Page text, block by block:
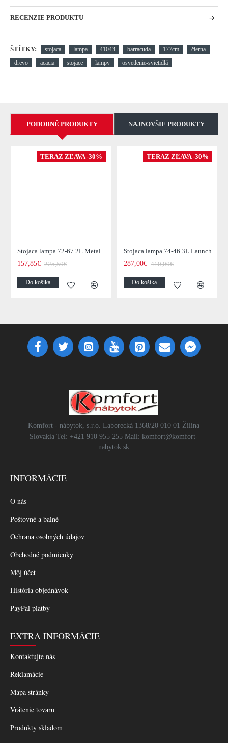
RECENZIE PRODUKTU
ŠTÍTKY: stojaca lampa 41043 barracuda 177cm
čierna
drevo
acacia stojace lampy osvetlenie-svietidlá
PODOBNÉ PRODUKTY NAJNOVŠIE PRODUKTY
TERAZ ZĽAVA -30%
Stojaca lampa 72-67 2L Metal Blinds
157,85€ 225,50€
Do košíka
TERAZ ZĽAVA -30%
Stojaca lampa 74-46 3L Launch
287,00€ 410,00€
Do košíka
Komfort - nábytok, s.r.o. Laborecká 1368/20 010 01 Žilina
Slovakia Tel: +421 910 955 255 Mail: komfort@komfort-
nabytok.sk
INFORMÁCIE
O nás
Poštovné a balné
Ochrana osobných údajov
Obchodné podmienky
Môj účet
História objednávok
PayPal platby
EXTRA INFORMÁCIE
Kontaktujte nás
Reklamácie
Mapa stránky
Vrátenie tovaru
Produkty skladom